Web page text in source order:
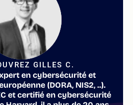
GILLES C.
en cybersécurité et
(DORA, NIS2, ..).
et certifié en cybersécurité